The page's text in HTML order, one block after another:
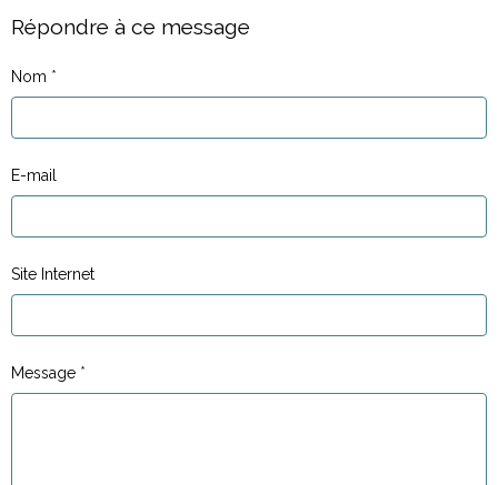
Répondre à ce message
Nom
E-mail
Site Internet
Message